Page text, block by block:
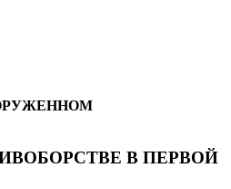
В ПЕРВОЙ